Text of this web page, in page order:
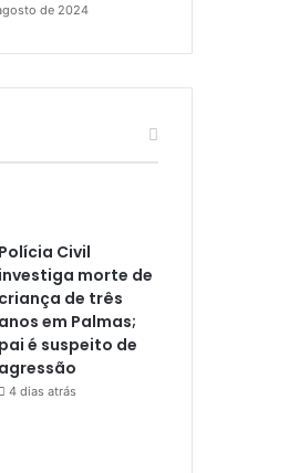
de 2024
Polícia Civil
investiga morte de
criança de três
anos em Palmas;
pai é suspeito de
agressão
4 dias atrás